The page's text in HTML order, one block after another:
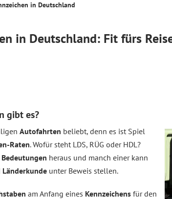
in Deutschland
in Deutschland: Fit fürs
gibt es?
Autofahrten beliebt, denn es ist Spiel
Raten. Wofür steht LDS, RÜG oder HDL?
Bedeutungen heraus und manch einer kann
unter Beweis stellen.
am Anfang eines Kennzeichens für den